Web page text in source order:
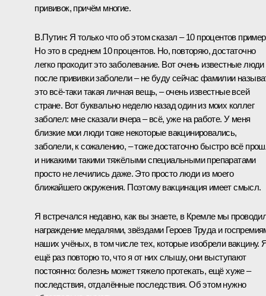
прививок, причём многие.
В.Путин: Я только что об этом сказал – 10 процентов
Но это в среднем 10 процентов. Но, повторяю, достаточно
легко проходит это заболевание. Вот очень известные люди
после прививки заболели – не буду сейчас фамилии
это всё-таки такая личная вещь, – очень известные всей
стране. Вот буквально неделю назад один из моих коллег
заболел: мне сказали вчера – всё, уже на работе. У меня
близкие мои люди тоже некоторые вакцинировались,
заболели, к сожалению, – тоже достаточно быстро всё
и никакими такими тяжёлыми специальными препаратами
просто не лечились даже. Это просто люди из моего
ближайшего окружения. Поэтому вакцинация имеет смысл.
Я встречался недавно, как вы знаете, в Кремле мы
награждение медалями, звёздами Героев Труда и
наших учёных, в том числе тех, которые изобрели вакцину.
ещё раз повторю то, что я от них слышу, они выступают
постоянно: болезнь может тяжело протекать, ещё хуже –
последствия, отдалённые последствия. Об этом нужно